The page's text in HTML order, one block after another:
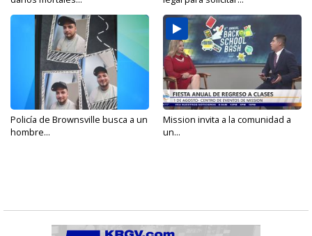
Policía de Brownsville busca a un
hombre...
Mission invita a la comunidad a
un...